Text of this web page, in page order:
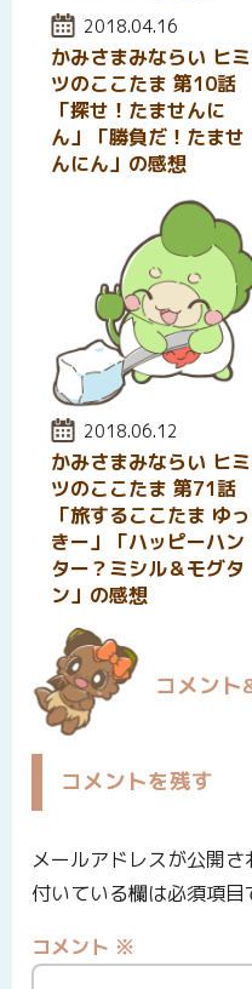
投稿日:
2018.04.16
かみさまみならい ヒミ
ツのここたま 第10話
「探せ！たませんに
ん」「勝負だ！たませ
んにん」の感想
投稿日:
2018.06.12
かみさまみならい ヒミ
ツのここたま 第71話
「旅するここたま ゆっ
きー」「ハッピーハン
ター？ミシル＆モグタ
ン」の感想
コメント
コメントを残す
メールアドレスが公開さ
付いている欄は必須項目
コメント ※